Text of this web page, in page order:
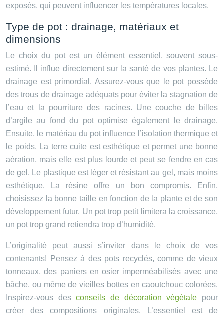
exposés, qui peuvent influencer les températures locales.
Type de pot : drainage, matériaux et
dimensions
Le choix du pot est un élément essentiel, souvent sous-
estimé. Il influe directement sur la santé de vos plantes. Le
drainage est primordial. Assurez-vous que le pot possède
des trous de drainage adéquats pour éviter la stagnation de
l’eau et la pourriture des racines. Une couche de billes
d’argile au fond du pot optimise également le drainage.
Ensuite, le matériau du pot influence l’isolation thermique et
le poids. La terre cuite est esthétique et permet une bonne
aération, mais elle est plus lourde et peut se fendre en cas
de gel. Le plastique est léger et résistant au gel, mais moins
esthétique. La résine offre un bon compromis. Enfin,
choisissez la bonne taille en fonction de la plante et de son
développement futur. Un pot trop petit limitera la croissance,
un pot trop grand retiendra trop d’humidité.
L’originalité peut aussi s’inviter dans le choix de vos
contenants! Pensez à des pots recyclés, comme de vieux
tonneaux, des paniers en osier imperméabilisés avec une
bâche, ou même de vieilles bottes en caoutchouc colorées.
Inspirez-vous desconseils de décoration végétale pour
créer des compositions originales. L’essentiel est de